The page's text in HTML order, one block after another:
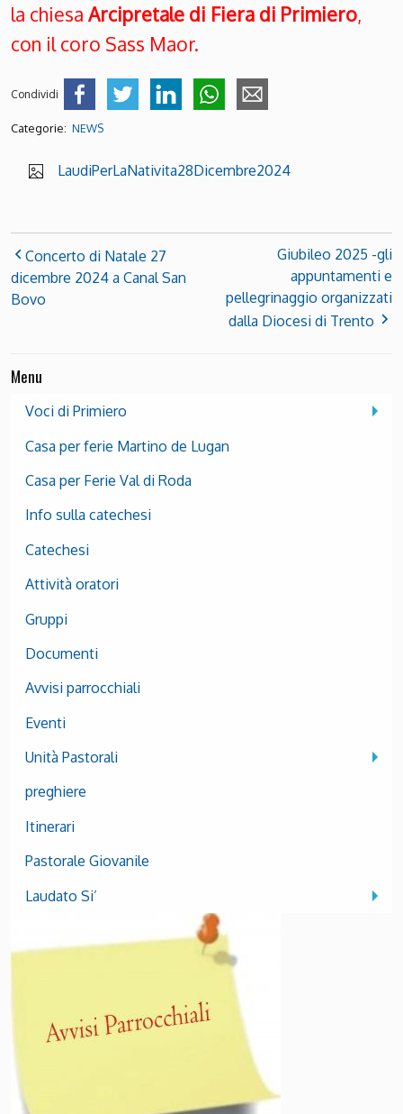
la chiesa Arcipretale di Fiera di Primiero,
con il coro Sass Maor.
Condividi
Categorie: NEWS
LaudiPerLaNativita28Dicembre2024
Concerto di Natale 27
dicembre 2024 a Canal San
Bovo
Giubileo 2025 -gli
appuntamenti e
pellegrinaggio organizzati
dalla Diocesi di Trento
Menu
Voci di Primiero
Casa per ferie Martino de Lugan
Casa per Ferie Val di Roda
Info sulla catechesi
Catechesi
Attività oratori
Gruppi
Documenti
Avvisi parrocchiali
Eventi
Unità Pastorali
preghiere
Itinerari
Pastorale Giovanile
Laudato Si’